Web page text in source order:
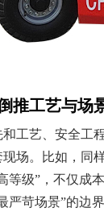
推工艺与场
工艺、安全工
场。比如，同
等级”，不仅成
严苛场景”的边